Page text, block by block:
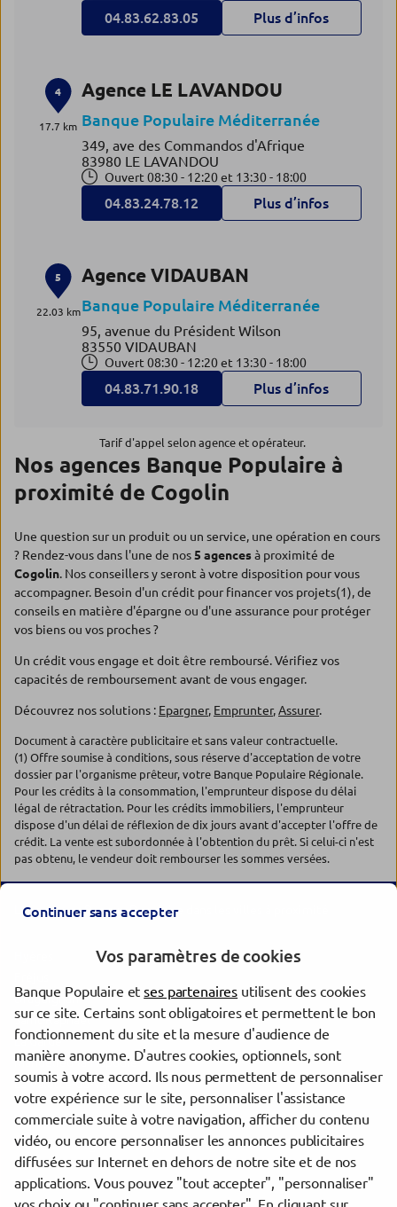
04.83.62.83.05 Plus d’infos
4
17.7 km
Agence LE LAVANDOU
Banque Populaire Méditerranée
349, ave des Commandos d'Afrique
83980 LE LAVANDOU
Ouvert 08:30 - 12:20 et 13:30 - 18:00
04.83.24.78.12 Plus d’infos
5
22.03 km
Agence VIDAUBAN
Banque Populaire Méditerranée
95, avenue du Président Wilson
83550 VIDAUBAN
Ouvert 08:30 - 12:20 et 13:30 - 18:00
04.83.71.90.18 Plus d’infos
Tarif d'appel selon agence et opérateur.
Nos agences Banque Populaire à
proximité de Cogolin
Une question sur un produit ou un service, une opération en cours
? Rendez-vous dans l'une de nos5 agencesà proximité de
Cogolin. Nos conseillers y seront à votre disposition pour vous
accompagner. Besoin d'un crédit pour financer vos projets(1), de
conseils en matière d'épargne ou d'une assurance pour protéger
vos biens ou vos proches ?
Un crédit vous engage et doit être remboursé. Vérifiez vos
capacités de remboursement avant de vous engager.
Découvrez nos solutions : Epargner, Emprunter,Assurer.
Document à caractère publicitaire et sans valeur contractuelle.
(1) Offre soumise à conditions, sous réserve d'acceptation de votre
dossier par l'organisme prêteur, votre Banque Populaire Régionale.
Pour les crédits à la consommation, l'emprunteur dispose du délai
légal de rétractation. Pour les crédits immobiliers, l'emprunteur
dispose d'un délai de réflexion de dix jours avant d'accepter l'offre de
crédit. La vente est subordonnée à l'obtention du prêt. Si celui-ci n'est
pas obtenu, le vendeur doit rembourser les sommes versées.
Les agences Banque Populaire dans les villes à proximité
Draguignan
Saint-Raphaël
La Garde
Mandelieu-la-Napoule
La Valette-du-Var
Trouver une agence Banque Populaire
Var
Cogolin
Continuer sans accepter
Vos paramètres de cookies
Banque Populaire etses partenaires utilisent des cookies
sur ce site. Certains sont obligatoires et permettent le bon
fonctionnement du site et la mesure d'audience de
manière anonyme. D'autres cookies, optionnels, sont
soumis à votre accord. Ils nous permettent de personnaliser
votre expérience sur le site, personnaliser l'assistance
commerciale suite à votre navigation, afficher du contenu
vidéo, ou encore personnaliser les annonces publicitaires
diffusées sur Internet en dehors de notre site et de nos
applications. Vous pouvez "tout accepter", "personnaliser"